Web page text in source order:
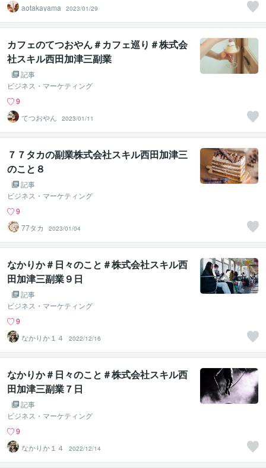
aotakayama
2023/01/29
カフェのてつおやん＃カフェ巡り＃株式会
社スキル西田加津三副業
記事
ビジネス・マーケティング
9
てつおやん
2023/01/11
７７タカの副業株式会社スキル西田加津三
のこと８
記事
ビジネス・マーケティング
9
77タカ
2023/01/04
なかりか＃日々のこと＃株式会社スキル西
田加津三副業９日
記事
ビジネス・マーケティング
9
なかりか１４
2022/12/16
なかりか＃日々のこと＃株式会社スキル西
田加津三副業７日
記事
ビジネス・マーケティング
9
なかりか１４
2022/12/14